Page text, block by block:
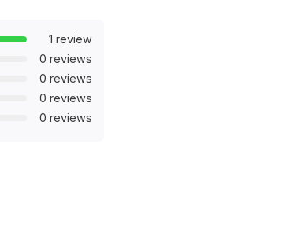
1 review
0 reviews
0 reviews
0 reviews
0 reviews